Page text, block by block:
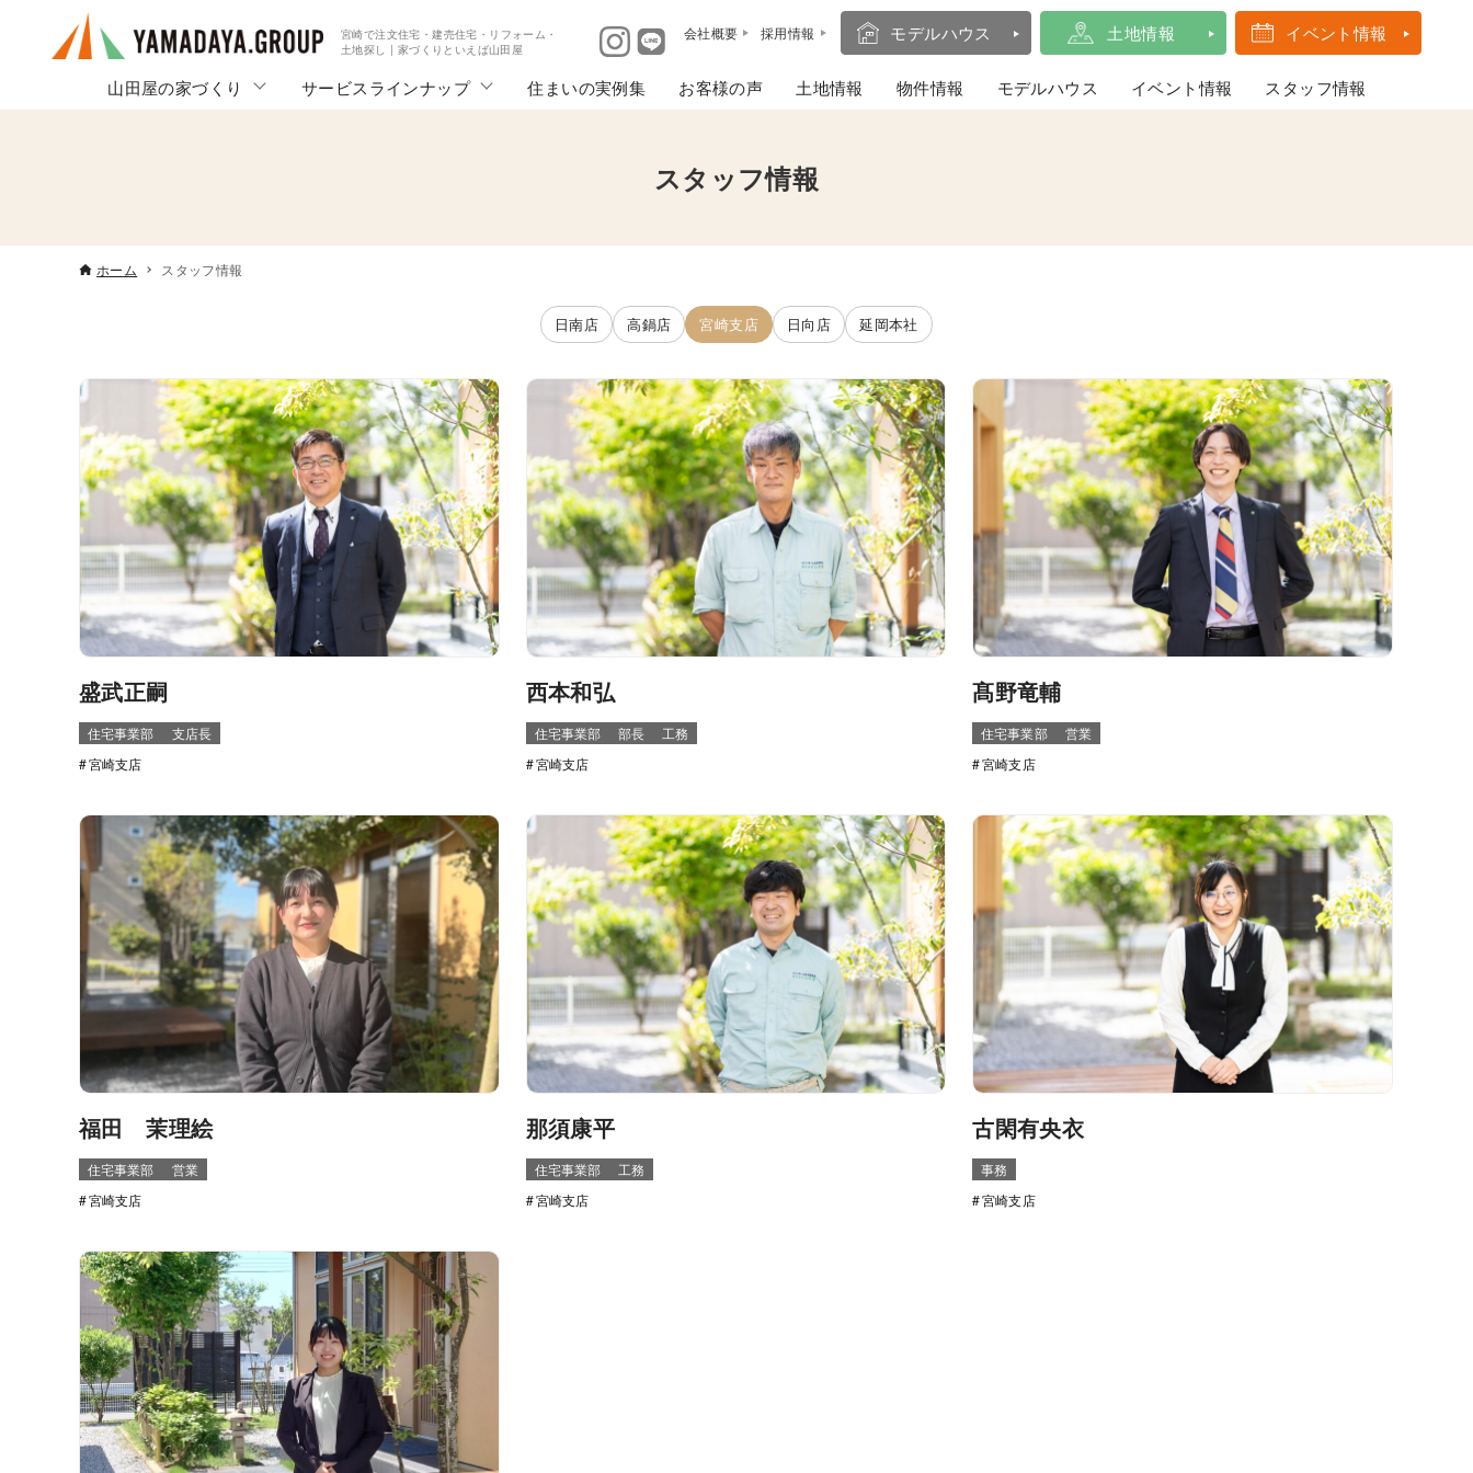
宮崎で注文住宅・建売住宅・リフォーム・
土地探し | 家づくりといえば山田屋
会社概要 採用情報 モデルハウス 土地情報 イベント情報
山田屋の家づくり サービスラインナップ 住まいの実例集 お客様の声 土地情報 物件情報 モデルハウス イベント情報 スタッフ情報
スタッフ情報
ホーム スタッフ情報
日南店 高鍋店 宮崎支店 日向店 延岡本社
盛武正嗣
住宅事業部
支店長
宮崎支店
西本和弘
住宅事業部 部長
工務
宮崎支店
髙野竜輔
住宅事業部
営業
宮崎支店
福田 茉理絵
住宅事業部
営業
宮崎支店
那須康平
住宅事業部
工務
宮崎支店
古閑有央衣
事務
宮崎支店